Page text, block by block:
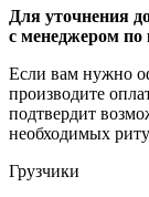
Для уточнения
с менеджером по
Если вам нужно
производите
подтвердит
необходимых
Грузчики